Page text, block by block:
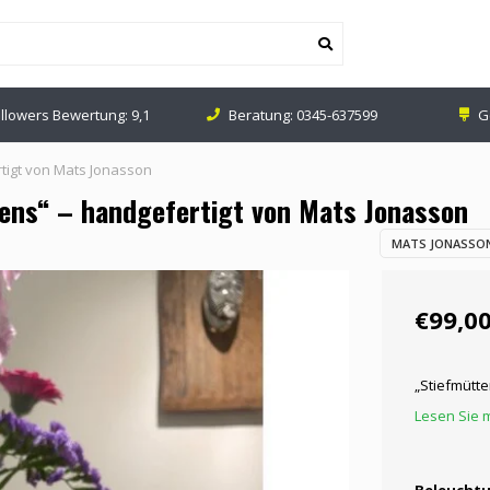
Bewertung: 9,1 Beratung: 0345-637599
von Mats Jonasson
– handgefertigt von Mats Jonasson
MATS
€99,00
Lesen Sie